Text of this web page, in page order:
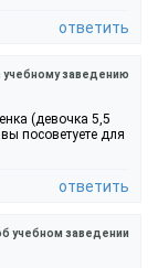
ответить
учебному заведению
(девочка 5,5
посоветуете для
ответить
учебном заведении